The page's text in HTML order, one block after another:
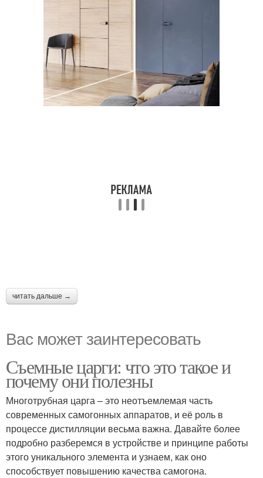
читать дальше →
Вас может заинтересовать
Съемные царги: что это такое и
почему они полезны
Многотрубная царга – это неотъемлемая часть
современных самогонных аппаратов, и её роль в
процессе дистилляции весьма важна. Давайте более
подробно разберемся в устройстве и принципе работы
этого уникального элемента и узнаем, как оно
способствует повышению качества самогона.